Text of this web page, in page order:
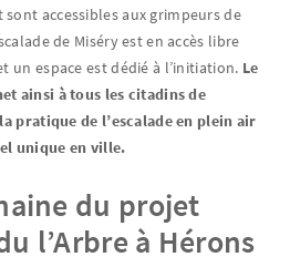
accessibles aux grimpeurs de
de Miséry est en accès libre
un espace est dédié à l’initiation. Le
ainsi à tous les citadins de
pratique de l’escalade en plein air
unique en ville.
du projet
l’Arbre à Hérons